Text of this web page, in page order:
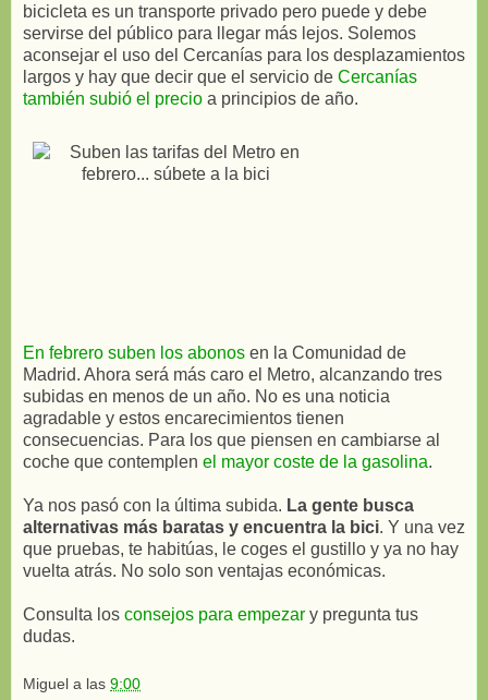
bicicleta es un transporte privado pero puede y debe
servirse del público para llegar más lejos. Solemos
aconsejar el uso del Cercanías para los desplazamientos
largos y hay que decir que el servicio de Cercanías
también subió el precio a principios de año.
En febrero suben los abonos en la Comunidad de
Madrid. Ahora será más caro el Metro, alcanzando tres
subidas en menos de un año. No es una noticia
agradable y estos encarecimientos tienen
consecuencias. Para los que piensen en cambiarse al
coche que contemplen el mayor coste de la gasolina.
Ya nos pasó con la última subida. La gente busca
alternativas más baratas y encuentra la bici. Y una vez
que pruebas, te habitúas, le coges el gustillo y ya no hay
vuelta atrás. No solo son ventajas económicas.
Consulta los consejos para empezar y pregunta tus
dudas.
Miguel a las 9:00